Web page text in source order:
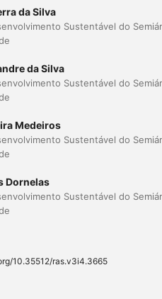
da Silva
Sustentável do
da Silva
Sustentável do
Medeiros
Sustentável do
Dornelas
Sustentável do
10.35512/ras.v3i4.3665